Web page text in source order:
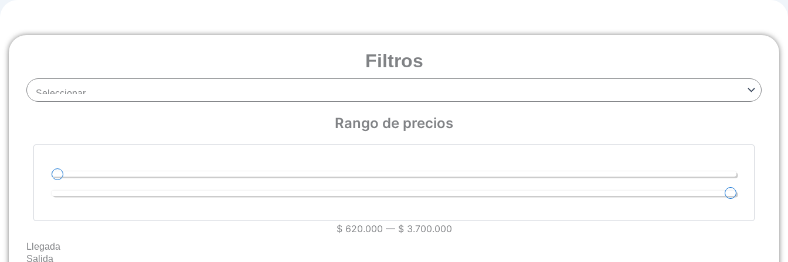
Filtros
Rango de precios
$ 620.000 — $ 3.700.000
Llegada
Salida